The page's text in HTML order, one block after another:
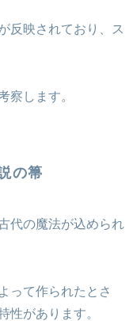
反映されており、ス
察します。
の箒
代の魔法が込められ
って作られたとさ
性があります。